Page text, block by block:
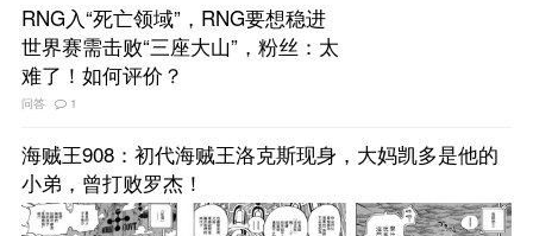
RNG入“死亡领域”，RNG要想稳进
世界赛需击败“三座大山”，粉丝：太
难了！如何评价？
问答 1
海贼王908：初代海贼王洛克斯现身，大妈凯多是他的
小弟，曾打败罗杰！